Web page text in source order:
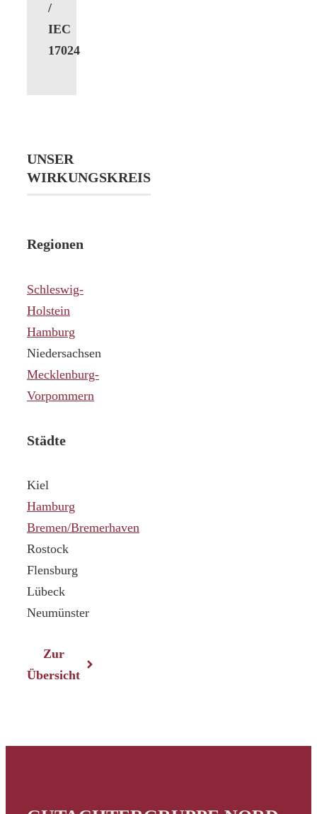
/
IEC
17024
UNSER
WIRKUNGSKREIS
Regionen
Schleswig-
Holstein
Hamburg
Niedersachsen
Mecklenburg-
Vorpommern
Städte
Kiel
Hamburg
Bremen/Bremerhaven
Rostock
Flensburg
Lübeck
Neumünster
Zur
Übersicht